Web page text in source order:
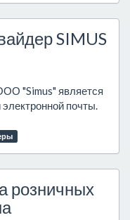
SIMUS
"Simus" является
почты.
розничных